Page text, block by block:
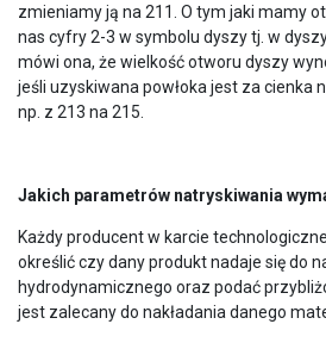
zmieniamy ją na 211. O tym jaki mamy
nas cyfry 2-3 w symbolu dyszy tj. w
mówi ona, że wielkość otworu dyszy
jeśli uzyskiwana powłoka jest za cienka
np. z 213 na 215.
Jakich parametrów natryskiwania
Każdy producent w karcie
określić czy dany produkt nadaje się do
hydrodynamicznego oraz podać
jest zalecany do nakładania danego